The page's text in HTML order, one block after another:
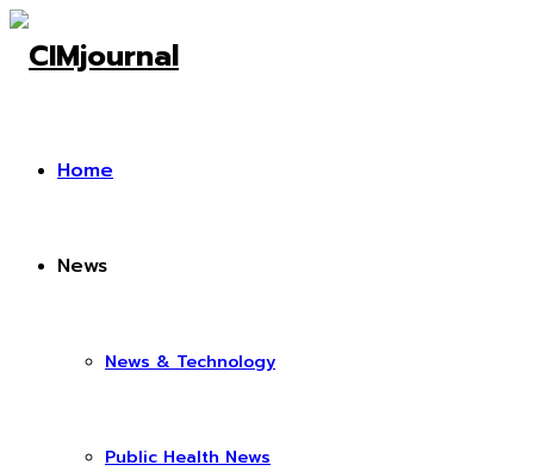
Home
News
News & Technology
Public Health News